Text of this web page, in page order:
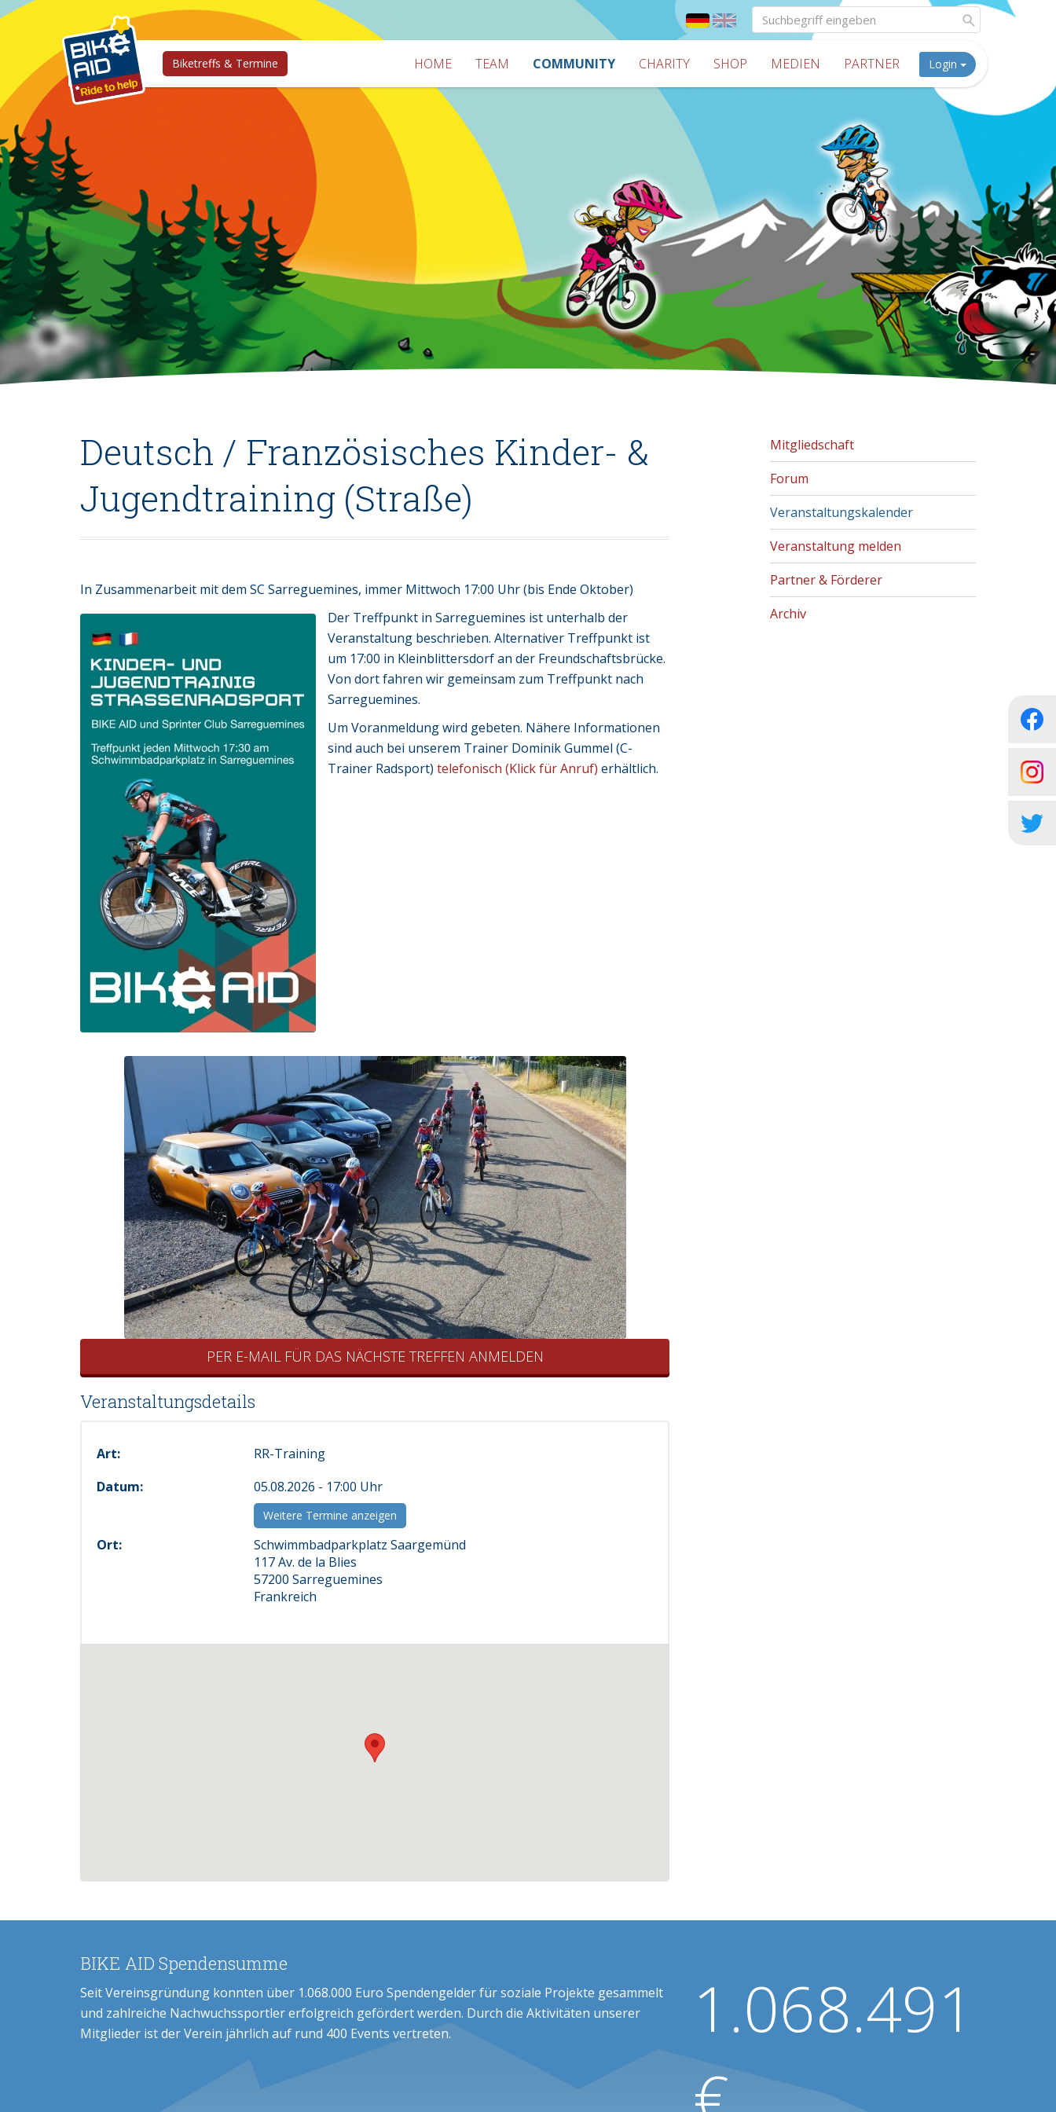
Biketreffs & Termine HOME TEAM COMMUNITY CHARITY SHOP MEDIEN PARTNER Login
Deutsch / Französisches Kinder- &
Jugendtraining (Straße)
In Zusammenarbeit mit dem SC Sarreguemines, immer Mittwoch 17:00 Uhr (bis Ende Oktober)
Der Treffpunkt in Sarreguemines ist unterhalb der
Veranstaltung beschrieben. Alternativer Treffpunkt ist
um 17:00 in Kleinblittersdorf an der Freundschaftsbrücke.
Von dort fahren wir gemeinsam zum Treffpunkt nach
Sarreguemines.
Um Voranmeldung wird gebeten. Nähere Informationen
sind auch bei unserem Trainer Dominik Gummel (C-
Trainer Radsport) telefonisch (Klick für Anruf) erhältlich.
PER E-MAIL FÜR DAS NÄCHSTE TREFFEN ANMELDEN
Veranstaltungsdetails
Art:
RR-Training
Datum:
05.08.2026 - 17:00 Uhr
Weitere Termine anzeigen
Ort:
Schwimmbadparkplatz Saargemünd
117 Av. de la Blies
57200 Sarreguemines
Frankreich
Mitgliedschaft
Forum
Veranstaltungskalender
Veranstaltung melden
Partner & Förderer
Archiv
BIKE AID Spendensumme
Seit Vereinsgründung konnten über 1.068.000 Euro Spendengelder für soziale Projekte gesammelt
und zahlreiche Nachwuchssportler erfolgreich gefördert werden. Durch die Aktivitäten unserer
Mitglieder ist der Verein jährlich auf rund 400 Events vertreten.
1.068.491